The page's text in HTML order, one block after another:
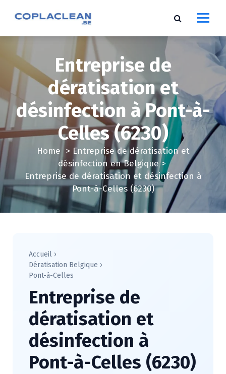
e
n
t
Entreprise de
dératisation et
désinfection à Pont-à-
Celles (6230)
Home > Entreprise de dératisation et
désinfection en Belgique>
Entreprise de dératisation et désinfection à
Pont-à-Celles (6230)
Accueil ›
Dératisation Belgique ›
Pont-à-Celles
Entreprise de
dératisation et
désinfection à
Pont-à-Celles (6230)